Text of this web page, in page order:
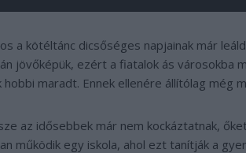
a kötéltánc dicsőséges napjainak már
jövőképük, ezért a fiatalok ás városokba
hobbi maradt. Ennek ellenére állítólag még
az idősebbek már nem kockáztatnak,
működik egy iskola, ahol ezt tanítják a